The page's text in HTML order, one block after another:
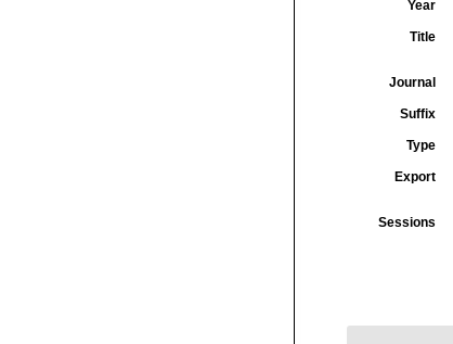
Year
Title
Journal
Suffix
Type
Export
Sessions